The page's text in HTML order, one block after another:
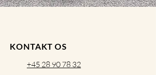
KONTAKT OS
+45 28 90 78 32